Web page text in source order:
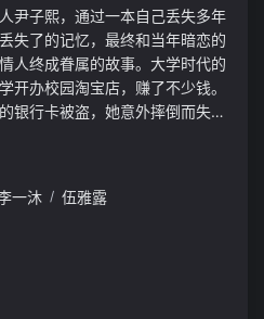
尹子熙，通过一本自己丢失多年
失了的记忆，最终和当年暗恋的
人终成眷属的故事。大学时代的
开办校园淘宝店，赚了不少钱。
银行卡被盗，她意外摔倒而失
的男同学安羽凡。可是随着她的
年的闺蜜杨茜。最后，尹子熙和
伪造文件的证据，把她绳之于
一沐 / 伍雅露